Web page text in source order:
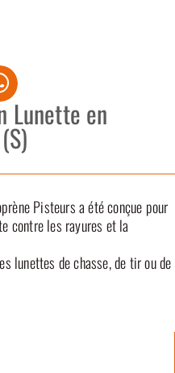
Lunette en
Pisteurs a été conçue pour
contre les rayures et la
lunettes de chasse, de tir ou de